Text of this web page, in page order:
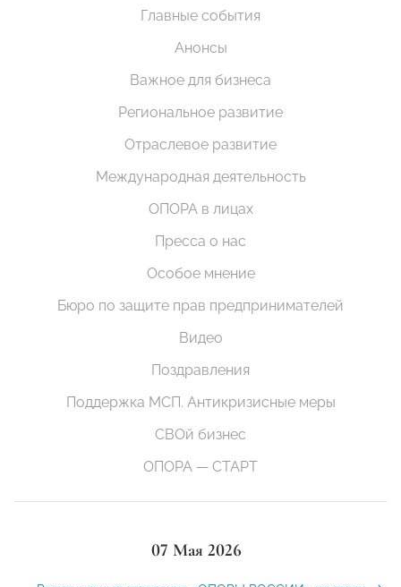
Главные события
Анонсы
Важное для бизнеса
Региональное развитие
Отраслевое развитие
Международная деятельность
ОПОРА в лицах
Пресса о нас
Особое мнение
Бюро по защите прав предпринимателей
Видео
Поздравления
Поддержка МСП. Антикризисные меры
СВОй бизнес
ОПОРА — СТАРТ
07 Мая 2026